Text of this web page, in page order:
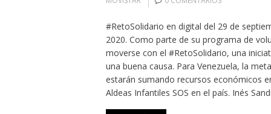
#RetoSolidario en digital del 29 de
2020. Como parte de su programa de
moverse con el #RetoSolidario, una
una buena causa. Para Venezuela, la
estarán sumando recursos económicos
Aldeas Infantiles SOS en el país. Inés